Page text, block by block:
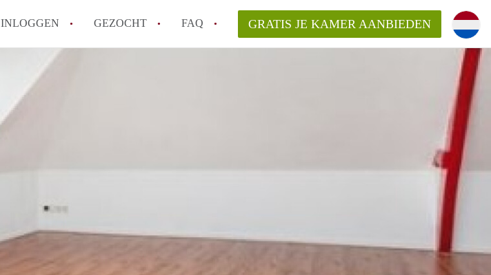
INLOGGEN GEZOCHT FAQ GRATIS JE KAMER AANBIEDEN